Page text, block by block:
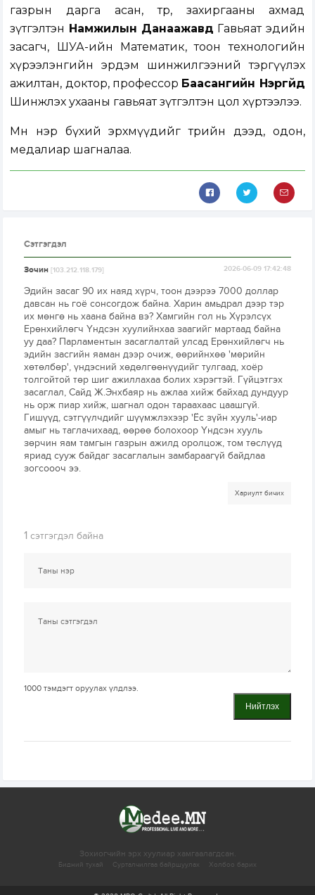
газрын дарга асан, төр, захиргааны ахмад
зүтгэлтэн Намжилын Данаажавд Гавьяат эдийн
засагч, ШУА-ийн Математик, тоон технологийн
хүрээлэнгийн эрдэм шинжилгээний тэргүүлэх
ажилтан, доктор, профессор Баасангийн Нэргүйд
Шинжлэх ухааны гавьяат зүтгэлтэн цол хүртээлээ.
Мөн нэр бүхий эрхмүүдийг төрийн дээд, одон,
медалиар шагналаа.
Сэтгэгдэл
Зочин[103.212.118.179] 2026-06-09 17:42:48
Эдийн засаг 90 их наяд хүрч, тоон дээрээ 7000 доллар
давсан нь гоё сонсогдож байна. Харин амьдрал дээр тэр
их мөнгө нь хаана байна вэ? Хамгийн гол нь Хүрэлсүх
Ерөнхийлөгч Үндсэн хуулийнхаа заагийг мартаад байна
уу даа? Парламентын засаглалтай улсад Ерөнхийлөгч нь
эдийн засгийн яаман дээр очиж, өөрийнхөө 'мөрийн
хөтөлбөр', үндэсний хөдөлгөөнүүдийг тулгаад, хоёр
толгойтой төр шиг ажиллахаа болих хэрэгтэй. Гүйцэтгэх
засаглал, Сайд Ж.Энхбаяр нь ажлаа хийж байхад дундуур
нь орж пиар хийж, шагнал одон тараахаас цаашгүй.
Гишүүд, сэтгүүлчдийг шүүмжлэхээр 'Ёс зүйн хууль'-иар
амыг нь таглачихаад, өөрөө болохоор Үндсэн хууль
зөрчин яам тамгын газрын ажилд оролцож, том төслүүд
яриад сууж байдаг засаглалын замбараагүй байдлаа
зогсоооч ээ.
Хариулт бичих
1 сэтгэгдэл байна
1000 тэмдэгт оруулах үлдлээ.
Нийтлэх
Зохиогчийн эрх хуулиар хамгаалагдсан.
Бидний тухай Сурталчилгаа байршуулах Холбоо барих